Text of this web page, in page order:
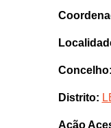
Concelho:
Distrito:
Ação